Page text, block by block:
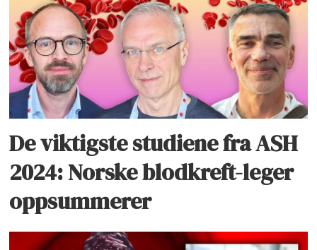
De viktigste studiene fra ASH
2024: Norske blodkreft-leger
oppsummerer